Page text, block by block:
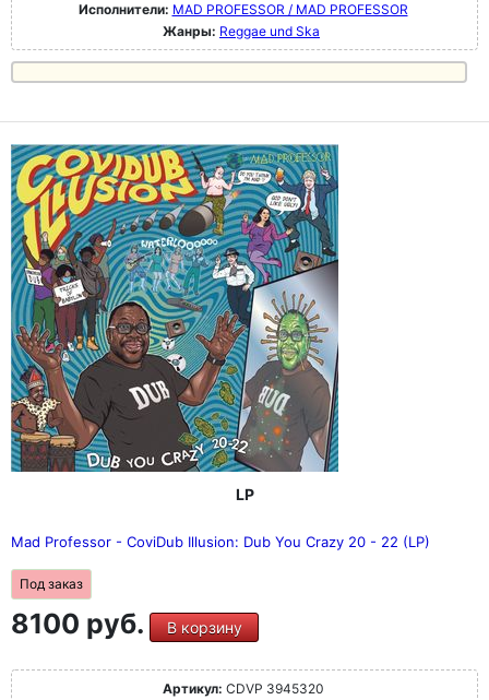
Исполнители: MAD PROFESSOR / MAD PROFESSOR
Жанры: Reggae und Ska
LP
Mad Professor - CoviDub Illusion: Dub You Crazy 20 - 22 (LP)
Под заказ
8100 руб. В корзину
Артикул: CDVP 3945320